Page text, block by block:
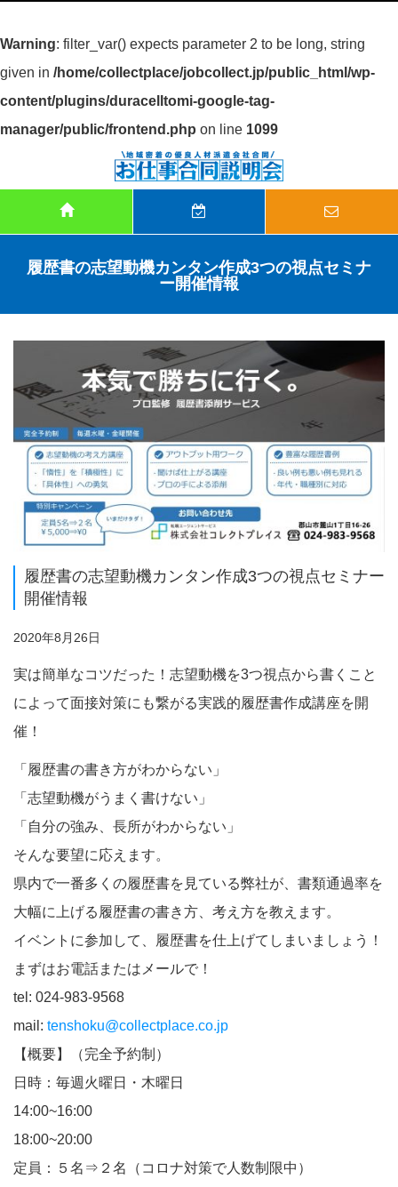
Warning: filter_var() expects parameter 2 to be long, string
given in /home/collectplace/jobcollect.jp/public_html/wp-
content/plugins/duracelltomi-google-tag-
manager/public/frontend.php on line 1099
履歴書の志望動機カンタン作成3つの視点セミナ
ー開催情報
履歴書の志望動機カンタン作成3つの視点セミナー
開催情報
2020年8月26日
実は簡単なコツだった！志望動機を3つ視点から書くこと
によって面接対策にも繋がる実践的履歴書作成講座を開
催！
「履歴書の書き方がわからない」
「志望動機がうまく書けない」
「自分の強み、長所がわからない」
そんな要望に応えます。
県内で一番多くの履歴書を見ている弊社が、書類通過率を
大幅に上げる履歴書の書き方、考え方を教えます。
イベントに参加して、履歴書を仕上げてしまいましょう！
まずはお電話またはメールで！
tel: 024-983-9568
mail: tenshoku@collectplace.co.jp
【概要】（完全予約制）
日時：毎週火曜日・木曜日
14:00~16:00
18:00~20:00
定員：５名⇒２名（コロナ対策で人数制限中）